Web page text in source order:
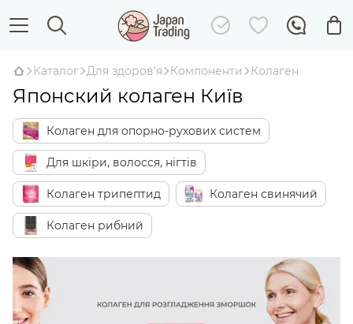
Каталог Для здоров'я Компоненти Колаген
Японский колаген Київ
Колаген для опорно-рухових систем
Для шкіри, волосся, нігтів
Колаген трипептид Колаген свинячий
Колаген рибний